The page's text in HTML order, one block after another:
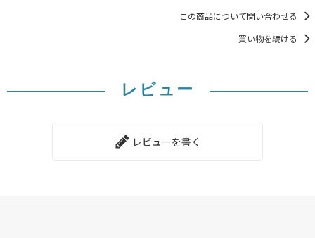
この商品について問い合わせる
買い物を続ける
レビュー
レビューを書く